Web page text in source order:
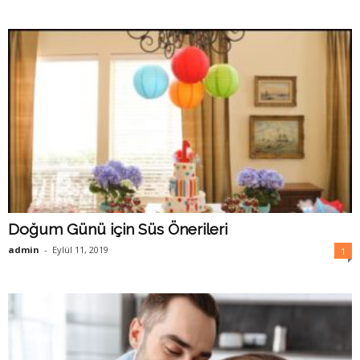
Doğum Günü için Süs Önerileri
admin - Eylül 11, 2019 1